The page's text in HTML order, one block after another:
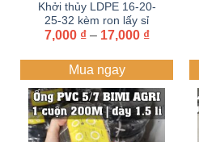
Khởi thủy LDPE 16-20-
25-32 kèm ron lấy sỉ
Zalo+hotline
7,000 ₫ – 17,000 ₫Khoảng
từ
đến
17,000 ₫
Mua ngay